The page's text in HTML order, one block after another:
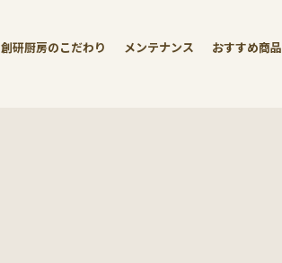
創研厨房のこだわり メンテナンス おすすめ商品